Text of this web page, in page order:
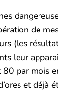
de
(les
leur
par mois
et déjà